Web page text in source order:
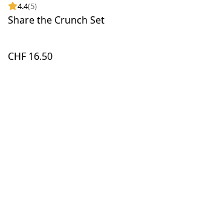
4.4(5)
Share the Crunch Set
CHF 16.50